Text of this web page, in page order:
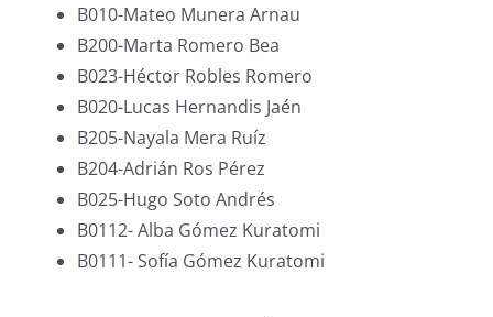
B010-Mateo Munera Arnau
B200-Marta Romero Bea
B023-Héctor Robles Romero
B020-Lucas Hernandis Jaén
B205-Nayala Mera Ruíz
B204-Adrián Ros Pérez
B025-Hugo Soto Andrés
B0112- Alba Gómez Kuratomi
B0111- Sofía Gómez Kuratomi